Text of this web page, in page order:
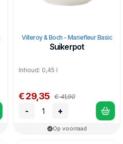
Villeroy & Boch - Mariefleur Basic
Suikerpot
Inhoud: 0,45 l
€ 29,35 € 41,90
- +
Op voorraad